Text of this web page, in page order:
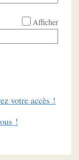
Afficher
votre accès !
!